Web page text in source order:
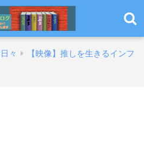
々
【映像】推しを生きるインフ